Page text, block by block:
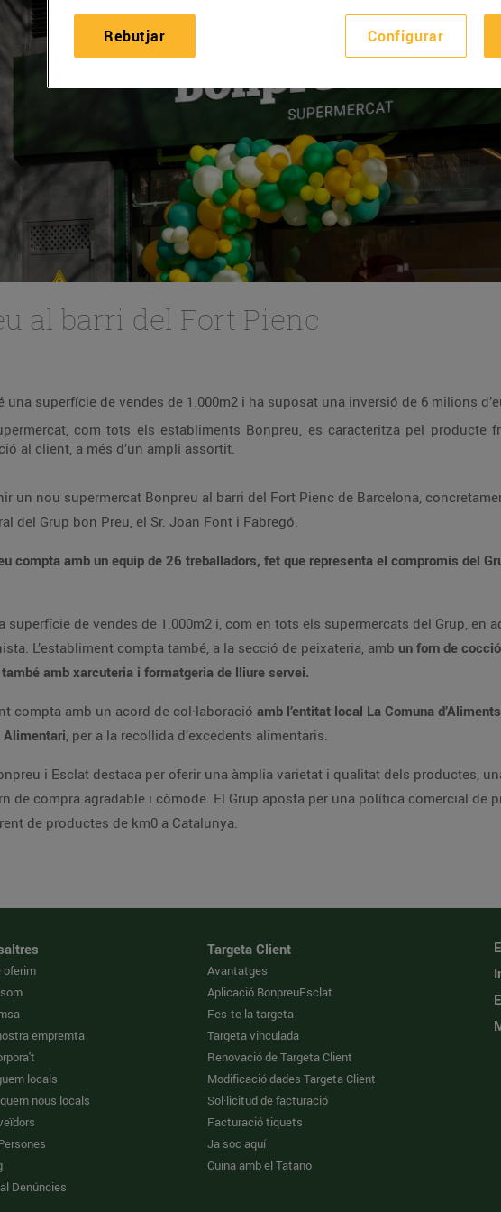
al barri del Fort Pienc
una superfície de vendes de 1.000m2 i ha suposat una inversió de 6 milions
com tots els establiments Bonpreu, es caracteritza pel
al client, a més d’un ampli assortit.
un nou supermercat Bonpreu al barri del Fort Pienc de Barcelona,
del Grup bon Preu, el Sr. Joan Font i Fabregó.
compta amb un equip de 26 treballadors, fet que representa el compromís del
superfície de vendes de 1.000m2 i, com en tots els supermercats del Grup, en
L’establiment compta també, a la secció de peixateria, amb un forn de
amb xarcuteria i formatgeria de lliure servei.
compta amb un acord de col·laboració amb l’entitat local La Comuna
Alimentari, per a la recollida d’excedents alimentaris.
i Esclat destaca per oferir una àmplia varietat i qualitat dels productes,
de compra agradable i còmode. El Grup aposta per una política comercial
de productes de km0 a Catalunya.
oferim
empremta
locals
nous locals
Denúncies
Targeta Client
Avantatges
Aplicació BonpreuEsclat
Fes-te la targeta
Targeta vinculada
Renovació de Targeta Client
Modificació dades Targeta Client
Sol·licitud de facturació
Facturació tiquets
Ja soc aquí
Cuina amb el Tatano
Configurar
Rebutjar